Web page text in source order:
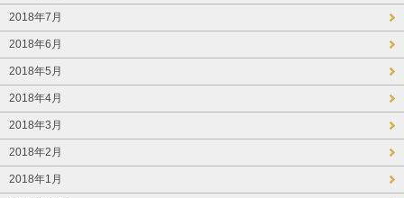
2018年7月
2018年6月
2018年5月
2018年4月
2018年3月
2018年2月
2018年1月